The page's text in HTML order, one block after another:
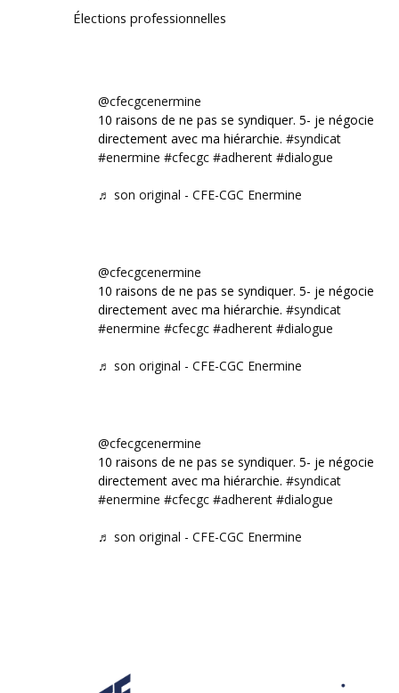
Élections professionnelles
@cfecgcenermine
10 raisons de ne pas se syndiquer. 5- je négocie
directement avec ma hiérarchie. #syndicat
#enermine #cfecgc #adherent #dialogue
♬ son original - CFE-CGC Enermine
@cfecgcenermine
10 raisons de ne pas se syndiquer. 5- je négocie
directement avec ma hiérarchie. #syndicat
#enermine #cfecgc #adherent #dialogue
♬ son original - CFE-CGC Enermine
@cfecgcenermine
10 raisons de ne pas se syndiquer. 5- je négocie
directement avec ma hiérarchie. #syndicat
#enermine #cfecgc #adherent #dialogue
♬ son original - CFE-CGC Enermine